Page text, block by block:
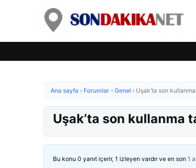
Ana sayfa › Forumlar › Genel › Uşak’ta son
Uşak’ta son kullanma
Bu konu 0 yanıt içerir, 1 izleyen vardır ve en son 1